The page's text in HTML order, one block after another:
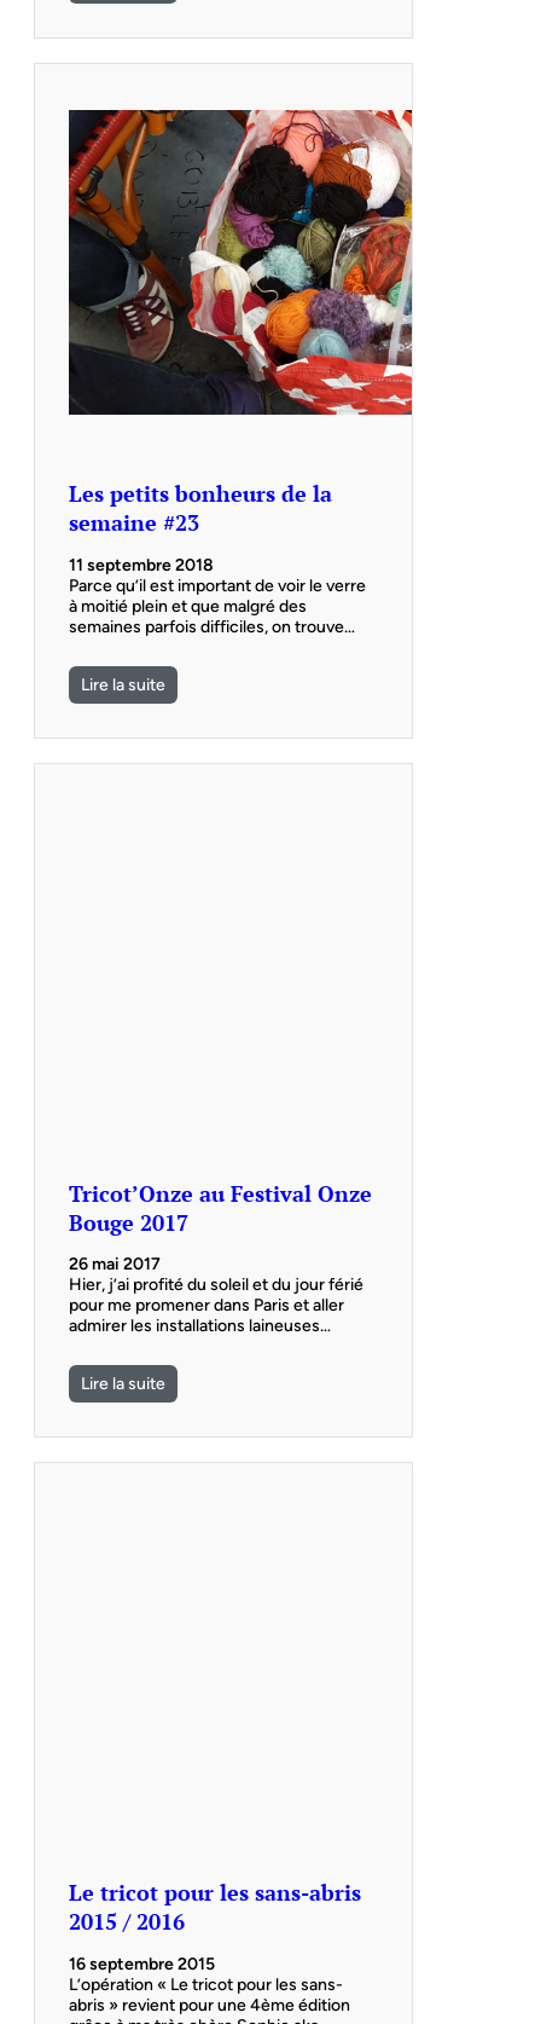
Les petits bonheurs de la
semaine #23
11 septembre 2018
Parce qu’il est important de voir le verre
à moitié plein et que malgré des
semaines parfois difficiles, on trouve…
Lire la suite
Tricot’Onze au Festival Onze
Bouge 2017
26 mai 2017
Hier, j’ai profité du soleil et du jour férié
pour me promener dans Paris et aller
admirer les installations laineuses…
Lire la suite
Le tricot pour les sans-abris
2015 / 2016
16 septembre 2015
L’opération « Le tricot pour les sans-
abris » revient pour une 4ème édition